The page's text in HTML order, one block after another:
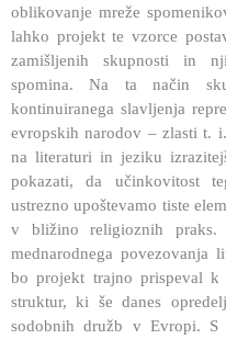
oblikovanje mreže
lahko projekt te vzorce
zamišljenih skupnosti in
spomina. Na ta način
kontinuiranega slavljenja
evropskih narodov – zlasti t.
na literaturi in jeziku
pokazati, da učinkovitost
ustrezno upoštevamo tiste
v bližino religioznih praks.
mednarodnega povezovanja
bo projekt trajno prispeval k
struktur, ki še danes
sodobnih družb v Evropi. S